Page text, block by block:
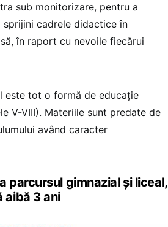
sub monitorizare, pentru a
cadrele didactice în
în raport cu nevoile fiecărui
este tot o formă de educație
V-VIII). Materiile sunt predate de
având caracter
parcursul gimnazial și liceal,
aibă 3 ani